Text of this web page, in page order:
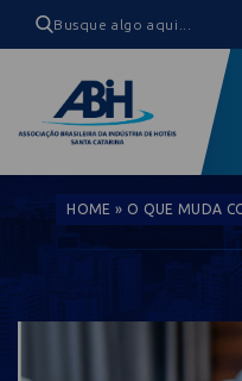
HOME » O QUE MUDA